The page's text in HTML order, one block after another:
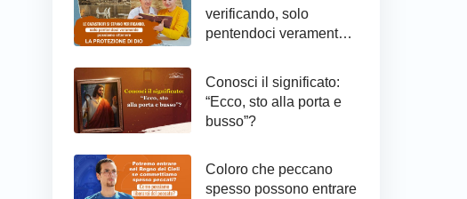
protetti da Dio
verificando, solo
pentendoci veramente
Conosci il significato:
“Ecco, sto alla porta e
busso”?
Coloro che peccano
spesso possono entrare